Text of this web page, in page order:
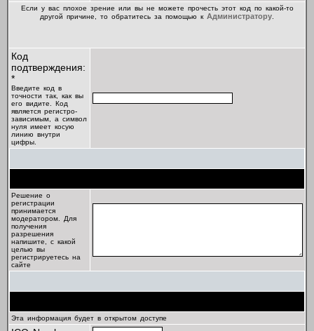
Если у вас плохое зрение или вы не можете прочесть этот код по какой-то
другой причине, то обратитесь за помощью к Администратору
Код
подтверждения:
*
Введите код в
точности так, как вы
его видите. Код
является регистро-
зависимым, а символ
нуля имеет косую
линию внутри
цифры.
Решение о
регистрации
принимается
модератором. Для
получения
разрешения
напишите, с какой
целью вы
регистрируетесь на
сайте
Эта информация будет в открытом доступе